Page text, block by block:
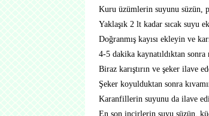
Kuru üzümlerin suyunu süzün,
Yaklaşık 2 lt kadar sıcak suyu
Doğranmış kayısı ekleyin ve
4-5 dakika kaynatıldıktan
Biraz karıştırın ve şeker ilave
Şeker koyulduktan sonra
Karanfillerin suyunu da ilave
En son incirlerin suyu süzün,